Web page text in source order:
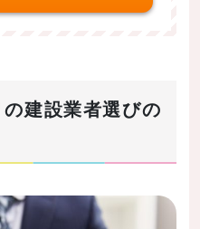
建設業者選びの